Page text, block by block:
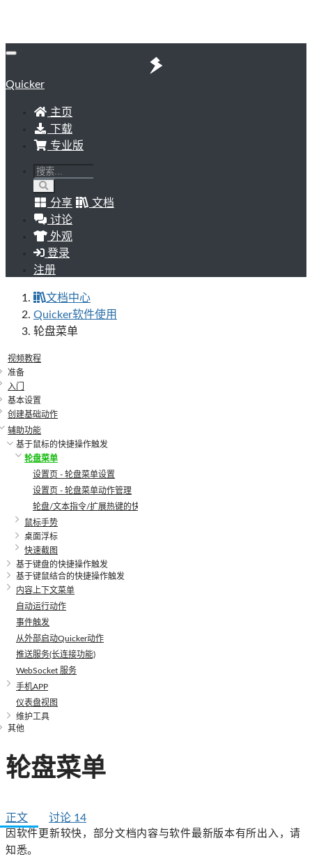
Quicker
主页
下载
专业版
分享
文档
讨论
外观
登录
注册
文档中心
Quicker软件使用
轮盘菜单
视频教程
准备
入门
基本设置
创建基础动作
辅助功能
基于鼠标的快捷操作触发
轮盘菜单
设置页 - 轮盘菜单设置
设置页 - 轮盘菜单动作管理
轮盘/文本指令/扩展热键的快速操作设置
鼠标手势
桌面浮标
快速截图
基于键盘的快捷操作触发
基于键鼠结合的快捷操作触发
内容上下文菜单
自动运行动作
事件触发
从外部启动Quicker动作
推送服务(长连接功能)
WebSocket 服务
手机APP
仪表盘视图
维护工具
其他
轮盘菜单
正文 讨论 14
因软件更新较快，部分文档内容与软件最新版本有所出入，请
知悉。